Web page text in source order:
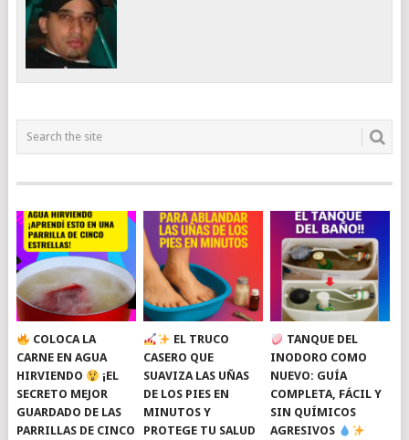
COLOCA LA
CARNE EN AGUA
HIRVIENDO
¡EL
SECRETO MEJOR
GUARDADO DE LAS
PARRILLAS DE CINCO
EL TRUCO
CASERO QUE
SUAVIZA LAS UÑAS
DE LOS PIES EN
MINUTOS Y
PROTEGE TU SALUD
TANQUE DEL
INODORO COMO
NUEVO: GUÍA
COMPLETA, FÁCIL Y
SIN QUÍMICOS
AGRESIVOS